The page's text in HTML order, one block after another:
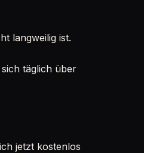
langweilig ist.
täglich über
jetzt kostenlos